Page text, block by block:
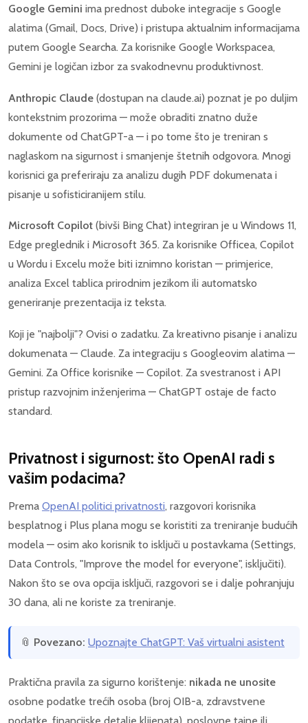
Google Gemini ima prednost duboke integracije s Google
alatima (Gmail, Docs, Drive) i pristupa aktualnim informacijama
putem Google Searcha. Za korisnike Google Workspacea,
Gemini je logičan izbor za svakodnevnu produktivnost.
Anthropic Claude (dostupan na claude.ai) poznat je po duljim
kontekstnim prozorima — može obraditi znatno duže
dokumente od ChatGPT-a — i po tome što je treniran s
naglaskom na sigurnost i smanjenje štetnih odgovora. Mnogi
korisnici ga preferiraju za analizu dugih PDF dokumenata i
pisanje u sofisticiranijem stilu.
Microsoft Copilot (bivši Bing Chat) integriran je u Windows 11,
Edge preglednik i Microsoft 365. Za korisnike Officea, Copilot
u Wordu i Excelu može biti iznimno koristan — primjerice,
analiza Excel tablica prirodnim jezikom ili automatsko
generiranje prezentacija iz teksta.
Koji je "najbolji"? Ovisi o zadatku. Za kreativno pisanje i analizu
dokumenata — Claude. Za integraciju s Googleovim alatima —
Gemini. Za Office korisnike — Copilot. Za svestranost i API
pristup razvojnim inženjerima — ChatGPT ostaje de facto
standard.
Privatnost i sigurnost: što OpenAI radi s
vašim podacima?
Prema OpenAI politici privatnosti, razgovori korisnika
besplatnog i Plus plana mogu se koristiti za treniranje budućih
modela — osim ako korisnik to isključi u postavkama (Settings,
Data Controls, "Improve the model for everyone", isključiti).
Nakon što se ova opcija isključi, razgovori se i dalje pohranjuju
30 dana, ali ne koriste za treniranje.
📎 Povezano: Upoznajte ChatGPT: Vaš virtualni asistent
Praktična pravila za sigurno korištenje: nikada ne unosite
osobne podatke trećih osoba (broj OIB-a, zdravstvene